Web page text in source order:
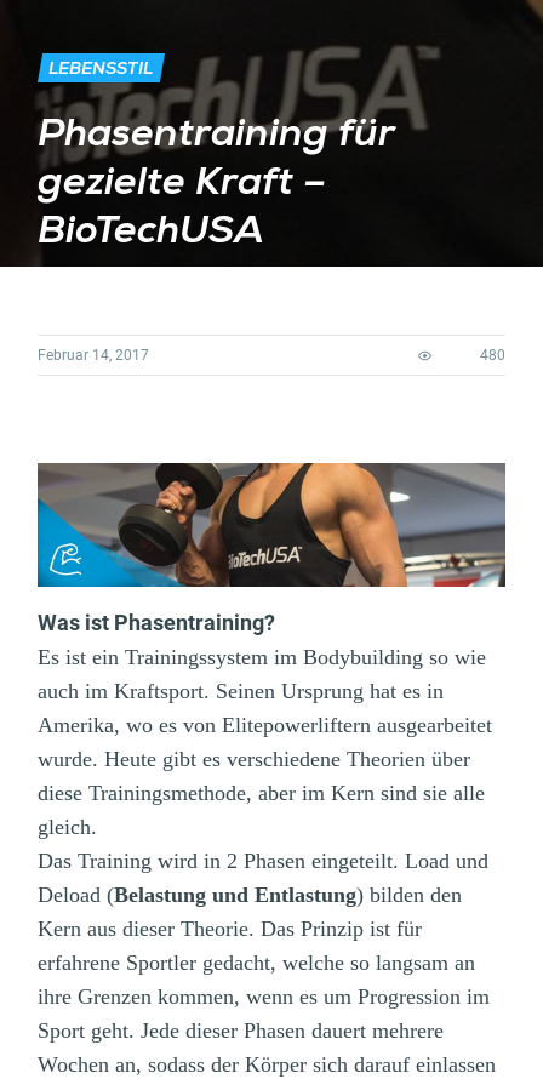
LEBENSSTIL
Phasentraining für
gezielte Kraft –
BioTechUSA
Februar 14, 2017 480
Was ist Phasentraining?
Es ist ein Trainingssystem im Bodybuilding so wie
auch im Kraftsport. Seinen Ursprung hat es in
Amerika, wo es von Elitepowerliftern ausgearbeitet
wurde. Heute gibt es verschiedene Theorien über
diese Trainingsmethode, aber im Kern sind sie alle
gleich.
Das Training wird in 2 Phasen eingeteilt. Load und
Deload (Belastung und Entlastung) bilden den
Kern aus dieser Theorie. Das Prinzip ist für
erfahrene Sportler gedacht, welche so langsam an
ihre Grenzen kommen, wenn es um Progression im
Sport geht. Jede dieser Phasen dauert mehrere
Wochen an, sodass der Körper sich darauf einlassen